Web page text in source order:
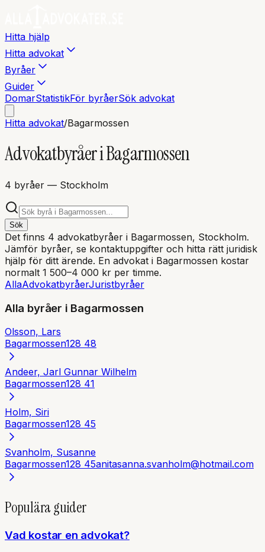
Hitta hjälp
Hitta advokat
Byråer
Guider
DomarStatistikFör byråerSök advokat
Hitta advokat/Bagarmossen
Advokatbyråer iBagarmossen
4 byråer — Stockholm
Sök
Det finns 4 advokatbyråer i Bagarmossen, Stockholm.
Jämför byråer, se kontaktuppgifter och hitta rätt juridisk
hjälp för ditt ärende. En advokat i Bagarmossen kostar
normalt 1 500–4 000 kr per timme.
AllaAdvokatbyråerJuristbyråer
Alla byråer i Bagarmossen
Olsson, Lars
Bagarmossen128 48
Andeer, Jarl Gunnar Wilhelm
Bagarmossen128 41
Holm, Siri
Bagarmossen128 45
Svanholm, Susanne
Bagarmossen128 45anitasanna.svanholm@hotmail.com
Populära guider
Vad kostar en advokat?